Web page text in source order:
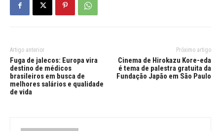
Artigo anterior
Fuga de jalecos: Europa vira
destino de médicos
brasileiros em busca de
melhores salários e qualidade
de vida
Próximo artigo
Cinema de Hirokazu Kore-eda
é tema de palestra gratuita da
Fundação Japão em São Paulo